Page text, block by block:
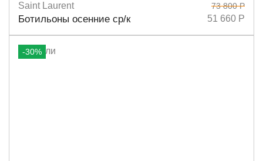
Размеры
Saint Laurent
Ботильоны осенние ср/к
73 800 Р
51 660 Р
-30%